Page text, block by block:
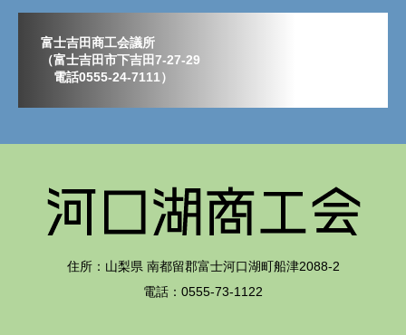
富士吉田商工会議所
（富士吉田市下吉田7-27-29
電話0555-24-7111）
住所：山梨県 南都留郡富士河口湖町船津2088-2
電話：0555-73-1122